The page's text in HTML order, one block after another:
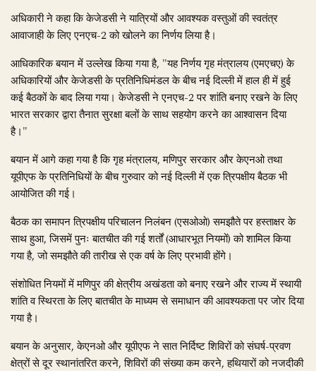
अधिकारी ने कहा कि केजेडसी ने यात्रियों और आवश्यक वस्तुओं की स्वतंत्र
आवाजाही के लिए एनएच-2 को खोलने का निर्णय लिया है।
आधिकारिक बयान में उल्लेख किया गया है, "यह निर्णय गृह मंत्रालय (एमएचए) के
अधिकारियों और केजेडसी के प्रतिनिधिमंडल के बीच नई दिल्ली में हाल ही में हुई
कई बैठकों के बाद लिया गया। केजेडसी ने एनएच-2 पर शांति बनाए रखने के लिए
भारत सरकार द्वारा तैनात सुरक्षा बलों के साथ सहयोग करने का आश्वासन दिया
है।"
बयान में आगे कहा गया है कि गृह मंत्रालय, मणिपुर सरकार और केएनओ तथा
यूपीएफ के प्रतिनिधियों के बीच गुरुवार को नई दिल्ली में एक त्रिपक्षीय बैठक भी
आयोजित की गई।
बैठक का समापन त्रिपक्षीय परिचालन निलंबन (एसओओ) समझौते पर हस्ताक्षर के
साथ हुआ, जिसमें पुनः बातचीत की गई शर्तों (आधारभूत नियमों) को शामिल किया
गया है, जो समझौते की तारीख से एक वर्ष के लिए प्रभावी होंगे।
संशोधित नियमों में मणिपुर की क्षेत्रीय अखंडता को बनाए रखने और राज्य में स्थायी
शांति व स्थिरता के लिए बातचीत के माध्यम से समाधान की आवश्यकता पर जोर दिया
गया है।
बयान के अनुसार, केएनओ और यूपीएफ ने सात निर्दिष्ट शिविरों को संघर्ष-प्रवण
क्षेत्रों से दूर स्थानांतरित करने, शिविरों की संख्या कम करने, हथियारों को नजदीकी